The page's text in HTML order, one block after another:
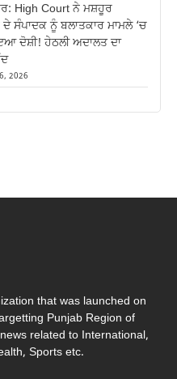
High Court ਨੇ ਮਸ਼ਹੂਰ
ਸੰਪਾਦਕ ਨੂੰ ਬਲਾਤਕਾਰ ਮਾਮਲੇ ‘ਚ
ਦੋਸ਼ੀ! ਹੇਠਲੀ ਅਦਾਲਤ ਦਾ
2026
that was launched on
Punjab Region of
related to International,
Sports etc.